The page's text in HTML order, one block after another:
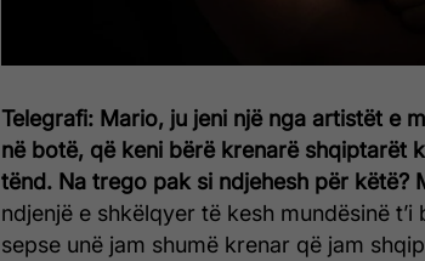
Telegrafi: Mario, ju jeni një nga artistët e
në botë, që keni bërë krenarë shqiptarët
tënd. Na trego pak si ndjehesh për këtë?
ndjenjë e shkëlqyer të kesh mundësinë
sepse unë jam shumë krenar që jam